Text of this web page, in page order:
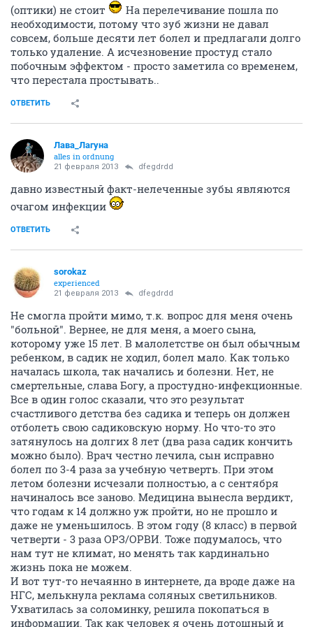
(оптики) не стоит
На перелечивание пошла по
необходимости, потому что зуб жизни не давал
совсем, больше десяти лет болел и предлагали долго
только удаление. А исчезновение простуд стало
побочным эффектом - просто заметила со временем,
что перестала простывать..
ОТВЕТИТЬ
Лава_Лагуна
alles in ordnung
21 февраля 2013 dfegdrdd
давно известный факт-нелеченные зубы являются
очагом инфекции
ОТВЕТИТЬ
sorokaz
experienced
21 февраля 2013 dfegdrdd
Не смогла пройти мимо, т.к. вопрос для меня очень
"больной". Вернее, не для меня, а моего сына,
которому уже 15 лет. В малолетстве он был обычным
ребенком, в садик не ходил, болел мало. Как только
началась школа, так начались и болезни. Нет, не
смертельные, слава Богу, а простудно-инфекционные.
Все в один голос сказали, что это результат
счастливого детства без садика и теперь он должен
отболеть свою садиковскую норму. Но что-то это
затянулось на долгих 8 лет (два раза садик кончить
можно было). Врач честно лечила, сын исправно
болел по 3-4 раза за учебную четверть. При этом
летом болезни исчезали полностью, а с сентября
начиналось все заново. Медицина вынесла вердикт,
что годам к 14 должно уж пройти, но не прошло и
даже не уменьшилось. В этом году (8 класс) в первой
четверти - 3 раза ОРЗ/ОРВИ. Тоже подумалось, что
нам тут не климат, но менять так кардинально
жизнь пока не можем.
И вот тут-то нечаянно в интернете, да вроде даже на
НГС, мелькнула реклама соляных светильников.
Ухватилась за соломинку, решила покопаться в
информации. Так как человек я очень дотошный и